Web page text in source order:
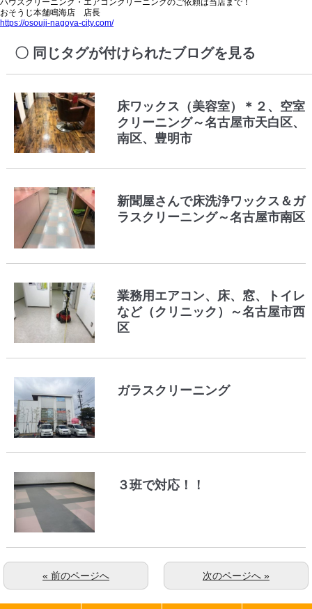
ハウスクリーニング・エアコンクリーニングのご依頼は当店まで！
おそうじ本舗鳴海店 店長
https://osouji-nagoya-city.com/
同じタグが付けられたブログを見る
床ワックス（美容室）＊２、空室
クリーニング～名古屋市天白区、
南区、豊明市
新聞屋さんで床洗浄ワックス＆ガ
ラスクリーニング～名古屋市南区
業務用エアコン、床、窓、トイレ
など（クリニック）～名古屋市西
区
ガラスクリーニング
３班で対応！！
次のページへ »
« 前のページへ